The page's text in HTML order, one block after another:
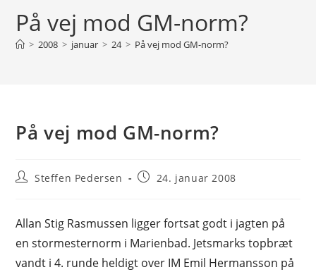
På vej mod GM-norm?
> 2008 > januar > 24 > På vej mod GM-norm?
På vej mod GM-norm?
PostSteffen Pedersen
Post24. januar 2008
Allan Stig Rasmussen ligger fortsat godt i jagten på
en stormesternorm i Marienbad. Jetsmarks topbræt
vandt i 4. runde heldigt over IM Emil Hermansson på